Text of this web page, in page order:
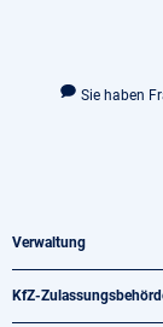
Sie haben
Verwaltung
KfZ-